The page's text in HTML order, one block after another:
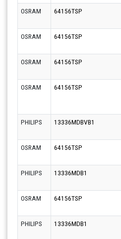
OSRAM 64156TSP
OSRAM
64156TSP
OSRAM 64156TSP
OSRAM
64156TSP
PHILIPS
13336MDBVB1
OSRAM
64156TSP
PHILIPS
13336MDB1
OSRAM 64156TSP
PHILIPS
13336MDB1